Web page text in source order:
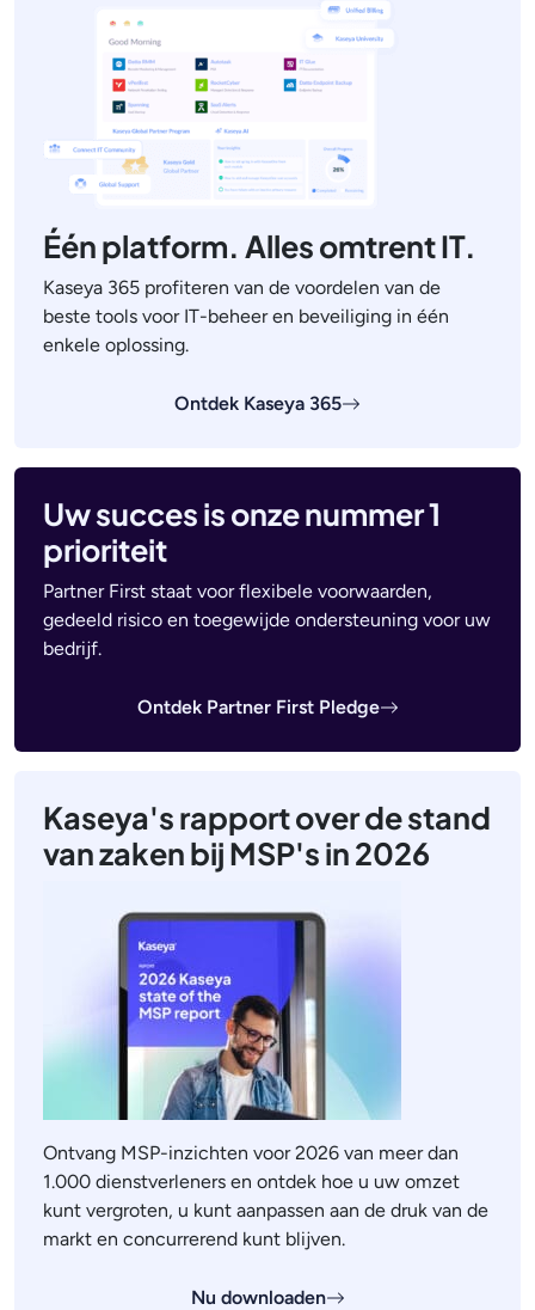
Één platform. Alles omtrent IT.
Kaseya 365 profiteren van de voordelen van de
beste tools voor IT-beheer en beveiliging in één
enkele oplossing.
Ontdek Kaseya 365
Uw succes is onze nummer 1
prioriteit
Partner First staat voor flexibele voorwaarden,
gedeeld risico en toegewijde ondersteuning voor uw
bedrijf.
Ontdek Partner First Pledge
Kaseya's rapport over de stand
van zaken bij MSP's in 2026
Ontvang MSP-inzichten voor 2026 van meer dan
1.000 dienstverleners en ontdek hoe u uw omzet
kunt vergroten, u kunt aanpassen aan de druk van de
markt en concurrerend kunt blijven.
Nu downloaden